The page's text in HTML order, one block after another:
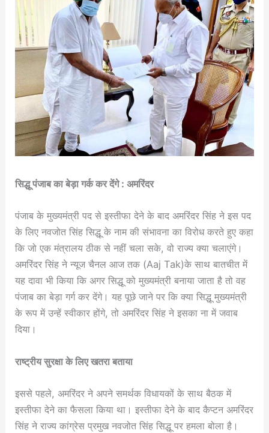
सिद्धू पंजाब का बेड़ा गर्क कर देंगे : अमरिंदर
पंजाब के मुख्यमंत्री पद से इस्तीफा देने के बाद अमरिंदर सिंह ने इस पद
के लिए नवजोत सिंह सिद्धू के नाम की संभावना का विरोध करते हुए कहा
कि जो एक मंत्रालय ठीक से नहीं चला सके, वो राज्य क्या चलाएंगे।
अमरिंदर सिंह ने न्यूज चैनल आज तक (Aaj Tak)के साथ बातचीत में
यह दावा भी किया कि अगर सिद्धू को मुख्यमंत्री बनाया जाता है तो वह
पंजाब का बेड़ा गर्ग कर देंगे। यह पूछे जाने पर कि क्या सिद्धू मुख्यमंत्री
के रूप में उन्हें स्वीकार होंगे, तो अमरिंदर सिंह ने इसका ना में जवाब
दिया।
राष्ट्रीय सुरक्षा के लिए खतरा बताया
इससे पहले, अमरिंदर ने अपने समर्थक विधायकों के साथ बैठक में
इस्तीफा देने का फैसला किया था। इस्तीफा देने के बाद कैप्टन अमरिंदर
सिंह ने राज्य कांग्रेस प्रमुख नवजोत सिंह सिद्धू पर हमला बोला है।